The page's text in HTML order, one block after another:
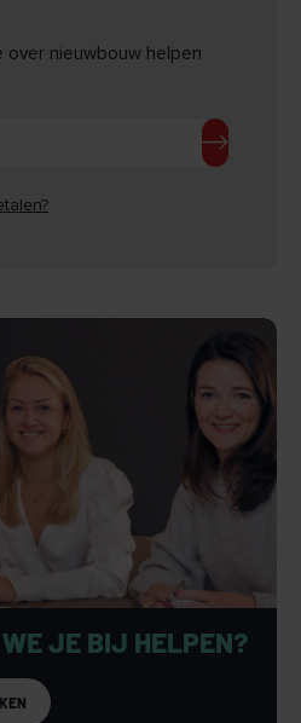
over nieuwbouw helpen
WE JE BIJ HELPEN?